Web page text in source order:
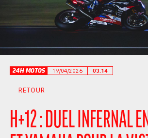
24H MOTOS 19/04/2026 03:14
RETOUR
H+12 : DUEL INFERNAL